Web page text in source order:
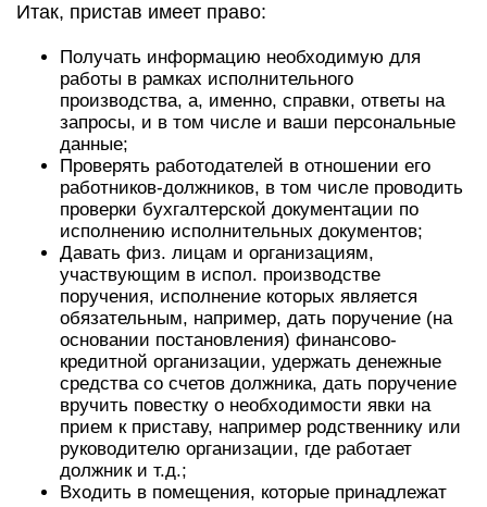
Итак, пристав имеет право:
Получать информацию необходимую для
работы в рамках исполнительного
производства, а, именно, справки, ответы на
запросы, и в том числе и ваши персональные
данные;
Проверять работодателей в отношении его
работников-должников, в том числе проводить
проверки бухгалтерской документации по
исполнению исполнительных документов;
Давать физ. лицам и организациям,
участвующим в испол. производстве
поручения, исполнение которых является
обязательным, например, дать поручение (на
основании постановления) финансово-
кредитной организации, удержать денежные
средства со счетов должника, дать поручение
вручить повестку о необходимости явки на
прием к приставу, например родственнику или
руководителю организации, где работает
должник и т.д.;
Входить в помещения, которые принадлежат